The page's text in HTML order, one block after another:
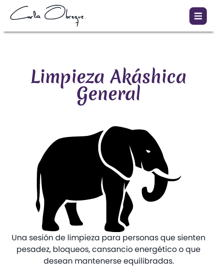
Limpieza Akáshica
General
Una sesión de limpieza para personas que sienten
pesadez, bloqueos, cansancio energético o que
desean mantenerse equilibradas.